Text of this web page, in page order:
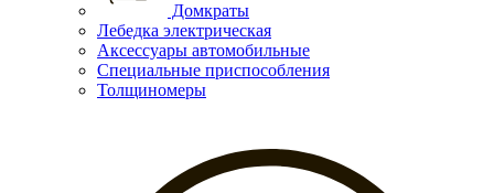
Домкраты
Лебедка электрическая
Аксессуары автомобильные
Специальные приспособления
Толщиномеры